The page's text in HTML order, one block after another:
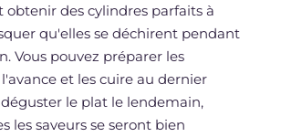
obtenir des cylindres parfaits à
qu'elles se déchirent pendant
Vous pouvez préparer les
et les cuire au dernier
le plat le lendemain,
les saveurs se seront bien